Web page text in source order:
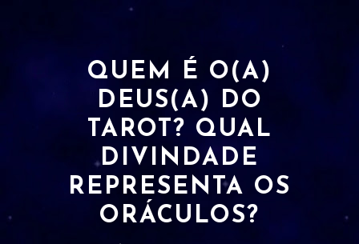
AMOR
AMIZADE
ATRAÇÃO E AMOR PRÓPRIO
BANIMENTO
CLARIVIDÊNCIA
QUEM É O(A)
DEUS(A) DO
TAROT? QUAL
DIVINDADE
REPRESENTA OS
ORÁCULOS?